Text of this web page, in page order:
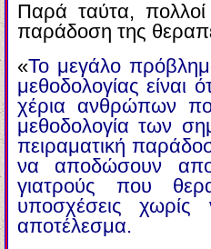
Παρά ταύτα, πολλοί
παράδοση της
«Το μεγάλο
μεθοδολογίας είναι
χέρια ανθρώπων
μεθοδολογία των
πειραματική
να αποδώσουν
γιατρούς που
υποσχέσεις
αποτέλεσμα.